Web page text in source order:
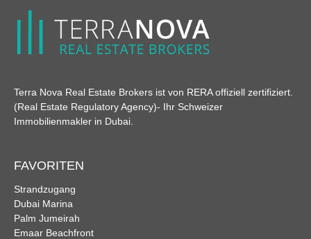
Terra Nova Real Estate Brokers ist von RERA offiziell zertifiziert.
(Real Estate Regulatory Agency)- Ihr Schweizer
Immobilienmakler in Dubai.
FAVORITEN
Strandzugang
Dubai Marina
Palm Jumeirah
Emaar Beachfront